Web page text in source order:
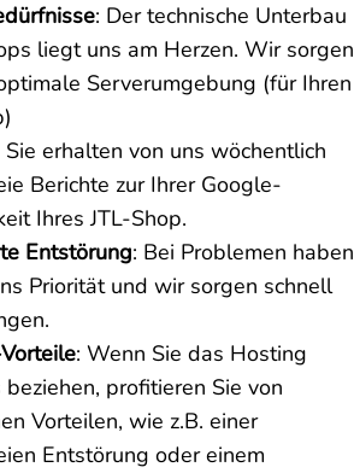
: Der technische Unterbau
liegt uns am Herzen. Wir sorgen
Serverumgebung (für Ihren
Sie erhalten von uns wöchentlich
Berichte zur Ihrer Google-
Ihres JTL-Shop.
Entstörung: Bei Problemen haben
Priorität und wir sorgen schnell
: Wenn Sie das Hosting
beziehen, profitieren Sie von
Vorteilen, wie z.B. einer
Entstörung oder einem